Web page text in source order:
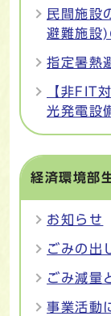
民間施設
避難施設
指定暑熱
【非FIT
光発電設
経済環境部
お知らせ
ごみの出
ごみ減量
事業活動